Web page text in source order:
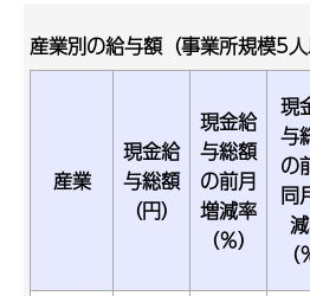
産業別の給与額（事業所規模5人
産業
現金給
与総額
（円）
現金給
与総額
の前月
増減率
（％）
現
与
の
同
（